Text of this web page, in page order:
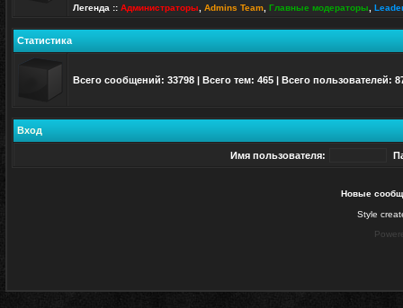
Легенда :: Администраторы Admins Team Главные модераторы
Статистика
Всего сообщений: 33798 | Всего тем: 465 | Всего пользователей:
Вход
Имя пользователя:
Новые
Style